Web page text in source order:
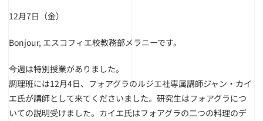
12月7日（金）
Bonjour, エスコフィエ校教務部メラニーです。
今週は特別授業がありました。
調理班には12月4日、フォアグラのルジエ社専属講師ジャン・カイ
エ氏が講師として来てくださいました。研究生はフォアグラにつ
いての説明受けました。カイエ氏はフォアグラの二つの料理のデ